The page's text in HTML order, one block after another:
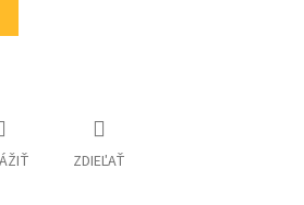
ZDIEĽAŤ